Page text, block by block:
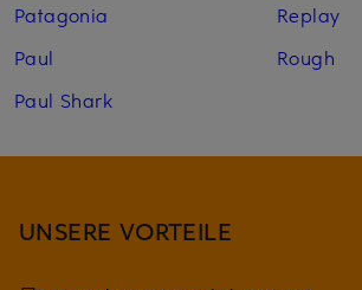
Patagonia
Paul
Paul Shark
Replay
Rough
UNSERE VORTEILE